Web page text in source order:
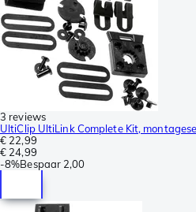
3 reviews
UltiClip UltiLink Complete Kit,
€ 22,99
€ 24,99
-8%Bespaar 2,00